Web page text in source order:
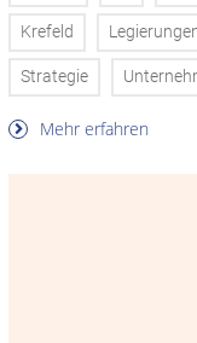
Krefeld
Strategie
Mehr erfahren